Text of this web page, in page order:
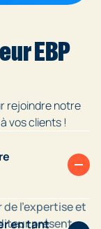
EBP
rejoindre notre
vos clients !
l’expertise et
présent
en tant